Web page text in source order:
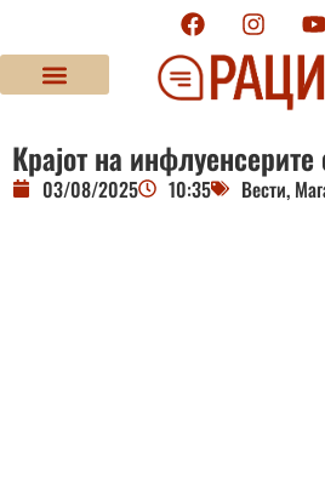
Крајот на
03/08/2025 10:35 Вести,